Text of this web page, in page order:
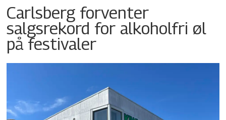
Carlsberg forventer
salgsrekord for alkoholfri øl
på festivaler